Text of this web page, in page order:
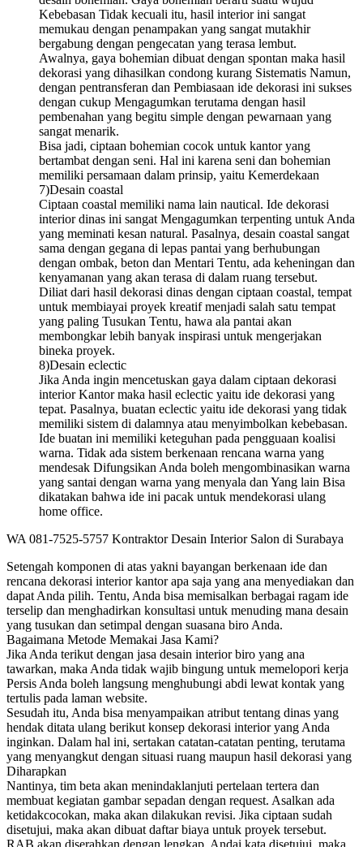
Kebebasan Tidak kecuali itu, hasil interior ini sangat
memukau dengan penampakan yang sangat mutakhir
bergabung dengan pengecatan yang terasa lembut.
Awalnya, gaya bohemian dibuat dengan spontan maka hasil
dekorasi yang dihasilkan condong kurang Sistematis Namun,
dengan pentransferan dan Pembiasaan ide dekorasi ini sukses
dengan cukup Mengagumkan terutama dengan hasil
pembenahan yang begitu simple dengan pewarnaan yang
sangat menarik.
Bisa jadi, ciptaan bohemian cocok untuk kantor yang
bertambat dengan seni. Hal ini karena seni dan bohemian
memiliki persamaan dalam prinsip, yaitu Kemerdekaan
7)Desain coastal
Ciptaan coastal memiliki nama lain nautical. Ide dekorasi
interior dinas ini sangat Mengagumkan terpenting untuk Anda
yang meminati kesan natural. Pasalnya, desain coastal sangat
sama dengan gegana di lepas pantai yang berhubungan
dengan ombak, beton dan Mentari Tentu, ada keheningan dan
kenyamanan yang akan terasa di dalam ruang tersebut.
Diliat dari hasil dekorasi dinas dengan ciptaan coastal, tempat
untuk membiayai proyek kreatif menjadi salah satu tempat
yang paling Tusukan Tentu, hawa ala pantai akan
membongkar lebih banyak inspirasi untuk mengerjakan
bineka proyek.
8)Desain eclectic
Jika Anda ingin mencetuskan gaya dalam ciptaan dekorasi
interior Kantor maka hasil eclectic yaitu ide dekorasi yang
tepat. Pasalnya, buatan eclectic yaitu ide dekorasi yang tidak
memiliki sistem di dalamnya atau menyimbolkan kebebasan.
Ide buatan ini memiliki keteguhan pada pengguaan koalisi
warna. Tidak ada sistem berkenaan rencana warna yang
mendesak Difungsikan Anda boleh mengombinasikan warna
yang santai dengan warna yang menyala dan Yang lain Bisa
dikatakan bahwa ide ini pacak untuk mendekorasi ulang
home office.
WA 081-7525-5757 Kontraktor Desain Interior Salon di Surabaya
Setengah komponen di atas yakni bayangan berkenaan ide dan
rencana dekorasi interior kantor apa saja yang ana menyediakan dan
dapat Anda pilih. Tentu, Anda bisa memisalkan berbagai ragam ide
terselip dan menghadirkan konsultasi untuk menuding mana desain
yang tusukan dan setimpal dengan suasana biro Anda.
Bagaimana Metode Memakai Jasa Kami?
Jika Anda terikut dengan jasa desain interior biro yang ana
tawarkan, maka Anda tidak wajib bingung untuk memelopori kerja
Persis Anda boleh langsung menghubungi abdi lewat kontak yang
tertulis pada laman website.
Sesudah itu, Anda bisa menyampaikan atribut tentang dinas yang
hendak ditata ulang berikut konsep dekorasi interior yang Anda
inginkan. Dalam hal ini, sertakan catatan-catatan penting, terutama
yang menyangkut dengan situasi ruang maupun hasil dekorasi yang
Diharapkan
Nantinya, tim beta akan menindaklanjuti pertelaan tertera dan
membuat kegiatan gambar sepadan dengan request. Asalkan ada
ketidakcocokan, maka akan dilakukan revisi. Jika ciptaan sudah
disetujui, maka akan dibuat daftar biaya untuk proyek tersebut.
RAB akan diserahkan dengan lengkap. Andai kata disetujui, maka